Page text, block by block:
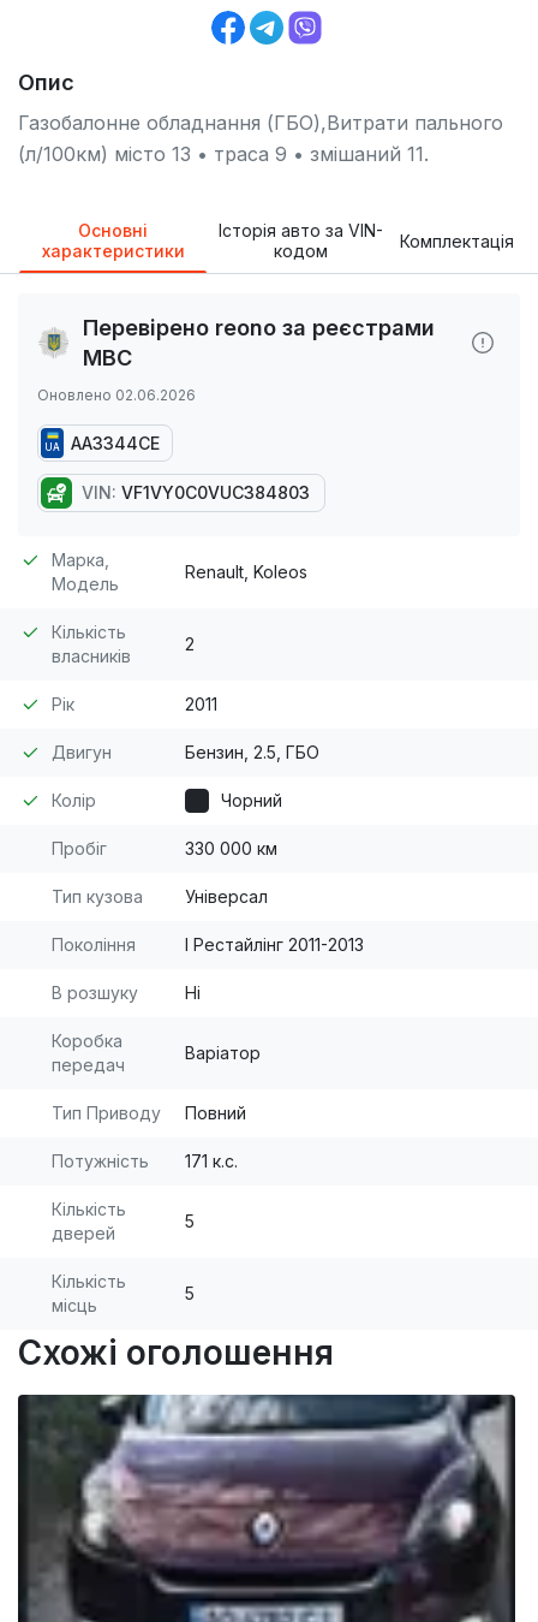
Опис
Газобалонне обладнання (ГБО),Витрати пального
(л/100км) місто 13 • траса 9 • змішаний 11.
Основні
характеристики
Історія авто за VIN-
кодом
Комплектація
Перевірено reono за реєстрами
МВС
Оновлено 02.06.2026
UA AA3344CE
VIN: VF1VY0C0VUC384803
Марка,
Модель
Renault, Koleos
Кількість
власників
2
Рік 2011
Двигун Бензин, 2.5, ГБО
Колір Чорний
Пробіг 330 000 км
Тип кузова Універсал
Покоління I Рестайлінг 2011-2013
В розшуку Ні
Коробка
передач
Варіатор
Тип Приводу Повний
Потужність 171 к.с.
Кількість
дверей
5
Кількість
місць
5
Схожі оголошення